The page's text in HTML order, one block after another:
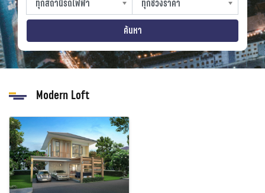
ทุกสถานีรถไฟฟ้า
strain-station
ทุกช่วงราคา
sprice
ค้นหา
Modern Loft